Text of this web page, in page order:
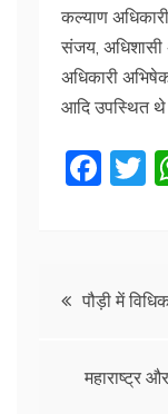
कल्याण
संजय, अधिशासी
अधिकारी
आदि उपस्थित
F
b
o
T
Postपौड़ी में
महाराष्ट्र